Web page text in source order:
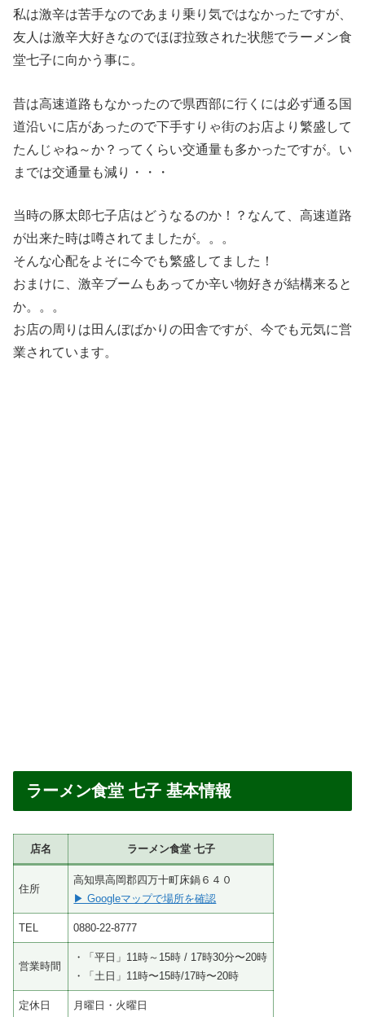
私は激辛は苦手なのであまり乗り気ではなかったですが、
友人は激辛大好きなのでほぼ拉致された状態でラーメン食
堂七子に向かう事に。
昔は高速道路もなかったので県西部に行くには必ず通る国
道沿いに店があったので下手すりゃ街のお店より繁盛して
たんじゃね～か？ってくらい交通量も多かったですが。い
までは交通量も減り・・・
当時の豚太郎七子店はどうなるのか！？なんて、高速道路
が出来た時は噂されてましたが。。。
そんな心配をよそに今でも繁盛してました！
おまけに、激辛ブームもあってか辛い物好きが結構来ると
か。。。
お店の周りは田んぼばかりの田舎ですが、今でも元気に営
業されています。
ラーメン食堂 七子 基本情報
店名 ラーメン食堂 七子
住所
高知県高岡郡四万十町床鍋６４０
▶ Googleマップで場所を確認
TEL 0880-22-8777
営業時間
・「平日」11時～15時 / 17時30分〜20時
・「土日」11時〜15時/17時〜20時
定休日 月曜日・火曜日